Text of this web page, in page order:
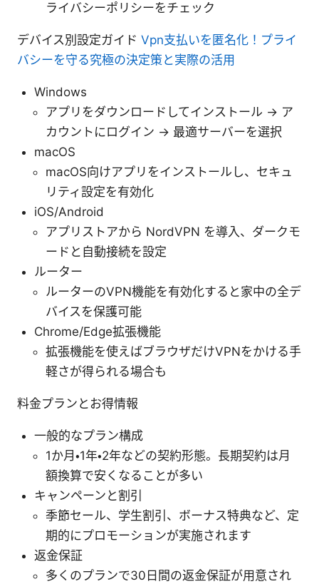
ライバシーポリシーをチェック
デバイス別設定ガイド Vpn支払いを匿名化！プライ
バシーを守る究極の決定策と実際の活用
Windows
アプリをダウンロードしてインストール → ア
カウントにログイン → 最適サーバーを選択
macOS
macOS向けアプリをインストールし、セキュ
リティ設定を有効化
iOS/Android
アプリストアから NordVPN を導入、ダークモ
ードと自動接続を設定
ルーター
ルーターのVPN機能を有効化すると家中の全デ
バイスを保護可能
Chrome/Edge拡張機能
拡張機能を使えばブラウザだけVPNをかける手
軽さが得られる場合も
料金プランとお得情報
一般的なプラン構成
1か月・1年・2年などの契約形態。長期契約は月
額換算で安くなることが多い
キャンペーンと割引
季節セール、学生割引、ボーナス特典など、定
期的にプロモーションが実施されます
返金保証
多くのプランで30日間の返金保証が用意され